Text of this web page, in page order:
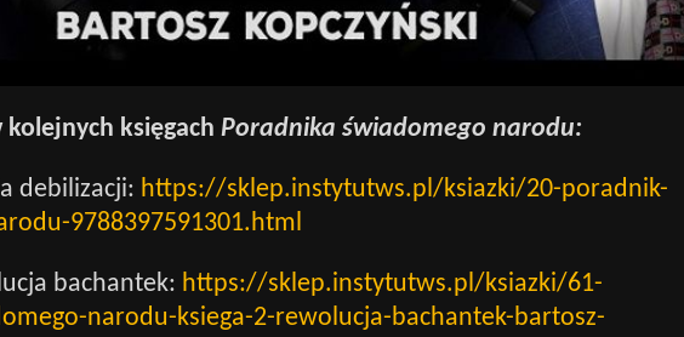
księgach Poradnika świadomego narodu:
debilizacji: https://sklep.instytutws.pl/ksiazki/20-poradnik-
9788397591301.html
bachantek: https://sklep.instytutws.pl/ksiazki/61-
narodu-ksiega-2-rewolucja-bachantek-bartosz-